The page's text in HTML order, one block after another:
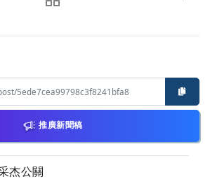
推廣新聞稿
杰公關